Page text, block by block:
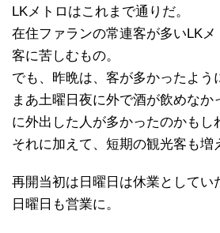
LKメトロはこれまで通りだ。
在住ファランの常連客が多いLK
客に苦しむもの。
でも、昨晩は、客が多かったよう
まあ土曜日夜に外で酒が飲めなか
に外出した人が多かったのかもし
それに加えて、短期の観光客も増
再開当初は日曜日は休業としてい
日曜日も営業に。